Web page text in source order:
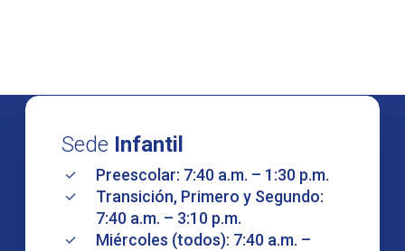
Sede Infantil
Preescolar: 7:40 a.m. – 1:30 p.m.
Transición, Primero y Segundo:
7:40 a.m. – 3:10 p.m.
Miércoles (todos): 7:40 a.m. –